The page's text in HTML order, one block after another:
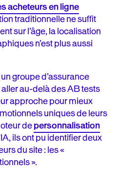
acheteurs en ligne
traditionnelle ne suffit
sur l’âge, la localisation
n’est plus aussi
groupe d’assurance
au-delà des AB tests
approche pour mieux
uniques de leurs
depersonnalisation
ils ont pu identifier deux
du site : les «
».